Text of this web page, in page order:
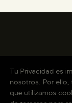
Tu Privacidad es
nosotros. Por ello,
que utilizamos